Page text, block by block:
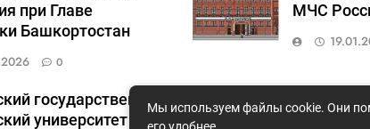
при Главе
Башкортостан
0
МЧС
государственный
университет
Мы используем файлы cookie. Они